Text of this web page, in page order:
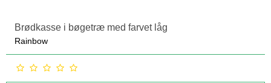
Brødkasse i bøgetræ med farvet låg
Rainbow